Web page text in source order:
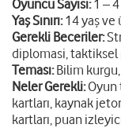
Oyuncu Sayısı:1 –
Yaş Sınırı:14 yaş ve
Gerekli Beceriler:
diplomasi, taktiksel
Teması:Bilim
Neler Gerekli:Oyun
kartları, kaynak
kartları, puan